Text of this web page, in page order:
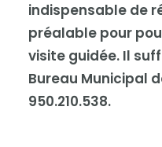
indispensable de
préalable pour
visite guidée. Il
Bureau Municipal
950.210.538.